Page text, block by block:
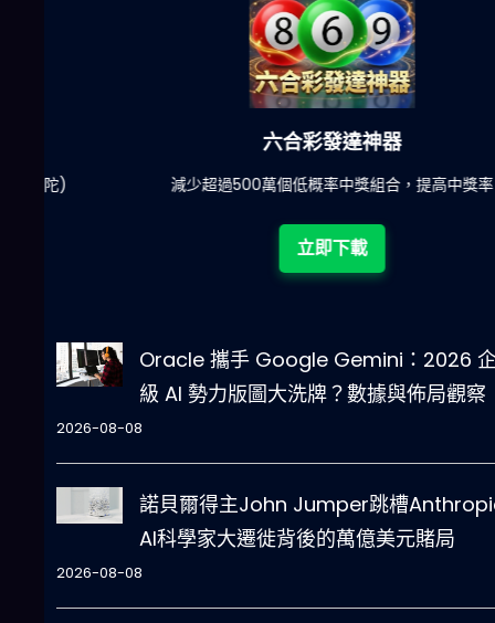
六合彩發達神器
減少超過500萬個低概率中獎組合，提高中獎率
立即下載
Oracle 攜手 Google Gemini：2026
級 AI 勢力版圖大洗牌？數據與佈局觀察
2026-08-08
諾貝爾得主John Jumper跳槽
AI科學家大遷徙背後的萬億美元賭局
2026-08-08